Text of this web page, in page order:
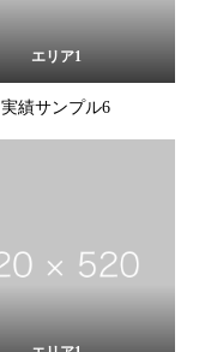
エリア1
実績サンプル6